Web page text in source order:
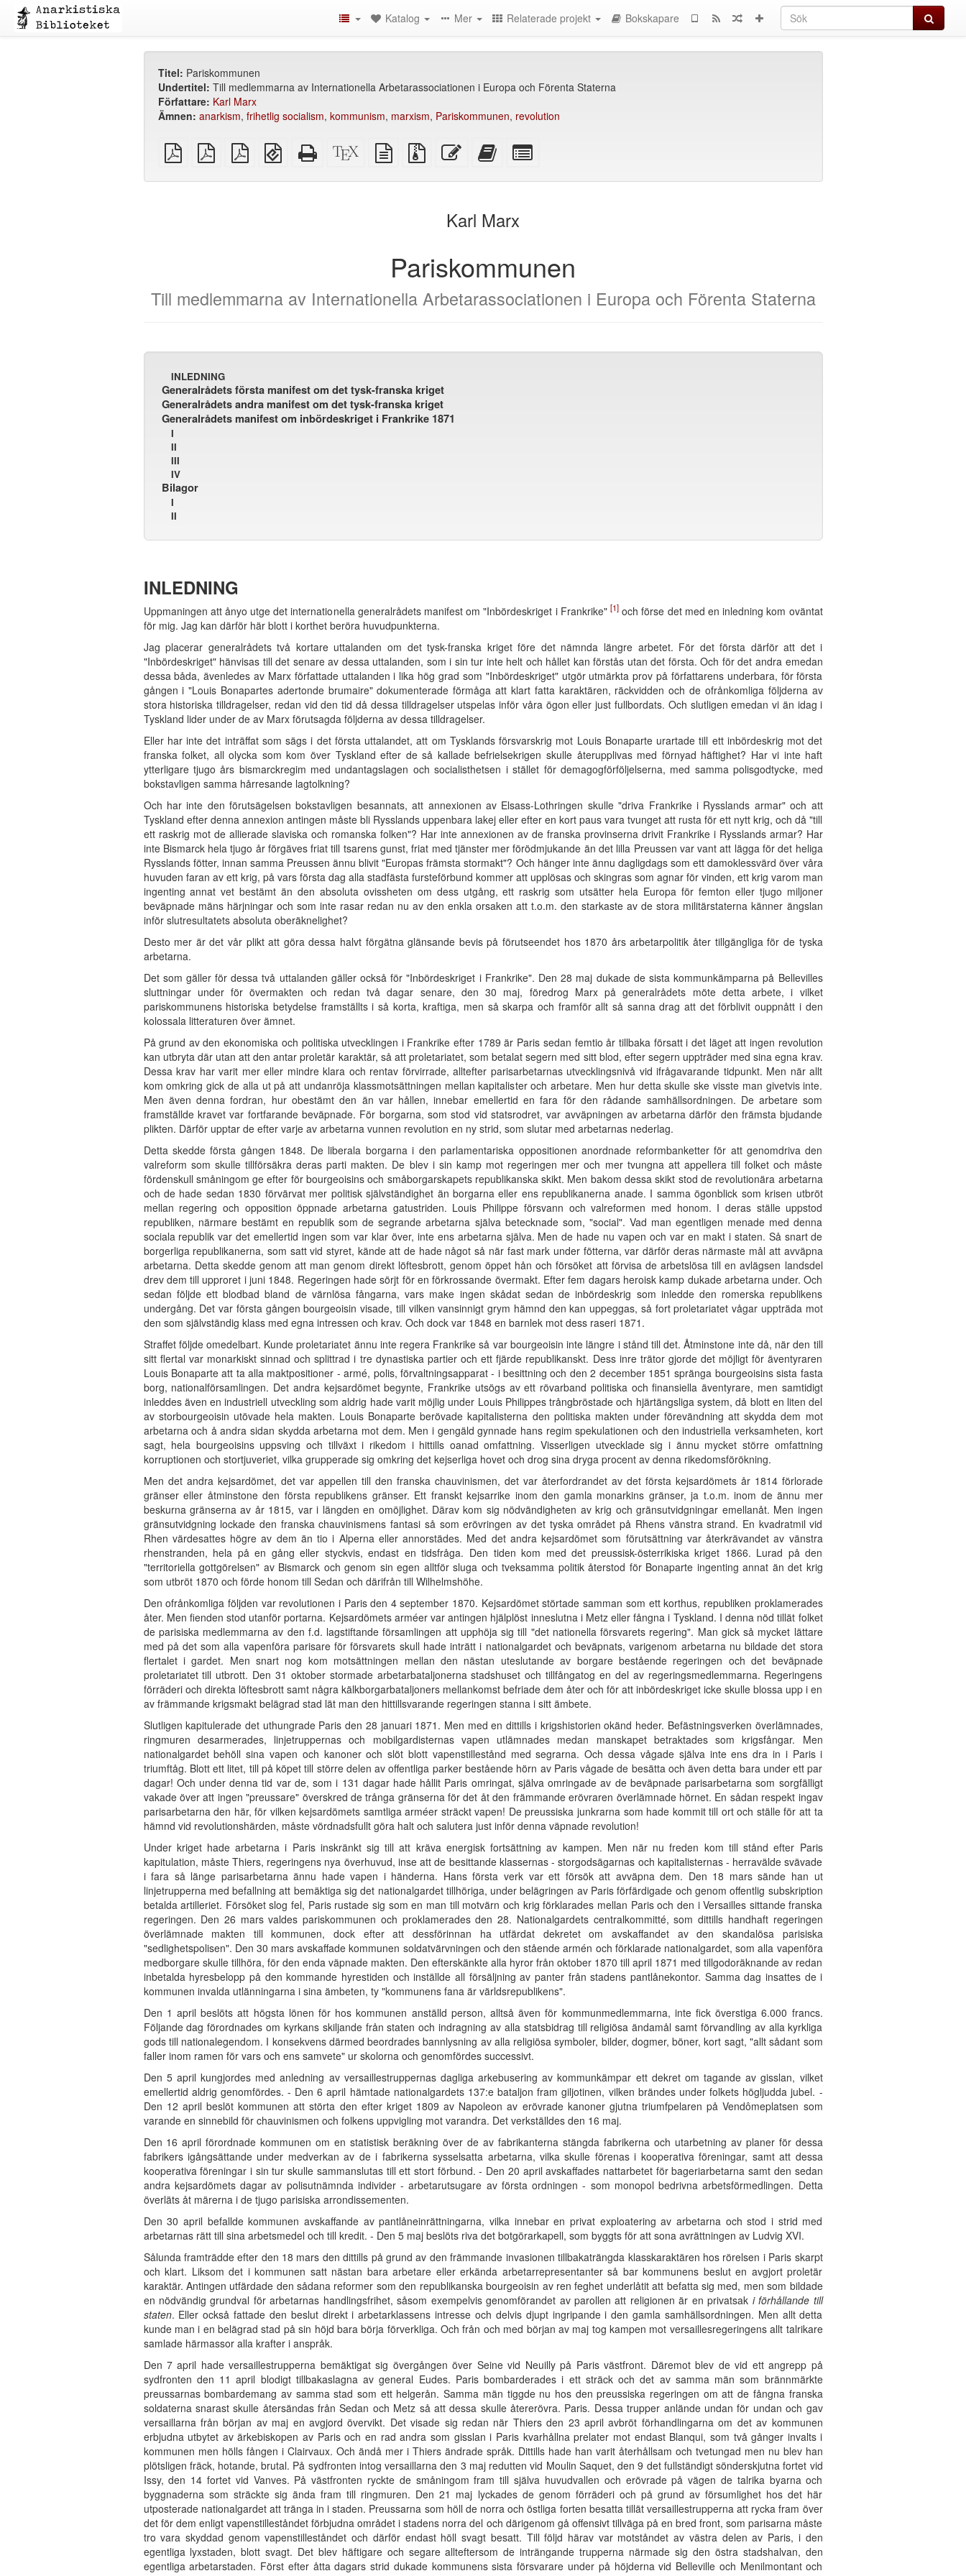
Sök
Katalog Mer Relaterade projekt Bokskapare
Titel: Pariskommunen
Undertitel: Till medlemmarna av Internationella Arbetarassociationen i Europa och Förenta Staterna
Författare: Karl Marx
Ämnen: anarkism, frihetlig socialism, kommunism, marxism, Pariskommunen, revolution
plain
PDF
A4
imposed
Letter
imposed
EPUB
(för
Fristående
HTML
XeLaTeX
källa
plain
text
Källfiler
med
Redigera
denna
Lägg
bokskaparen
Karl Marx
Pariskommunen
Till medlemmarna av Internationella Arbetarassociationen i Europa och Förenta Staterna
INLEDNING
Generalrådets första manifest om det tysk-franska kriget
Generalrådets andra manifest om det tysk-franska kriget
Generalrådets manifest om inbördeskriget i Frankrike 1871
I
II
III
IV
Bilagor
I
II
INLEDNING
Uppmaningen att ånyo utge det internationella generalrådets manifest om "Inbördeskriget i Frankrike" [1]och förse det med en inledning kom oväntat
för mig. Jag kan därför här blott i korthet beröra huvudpunkterna.
Jag placerar generalrådets två kortare uttalanden om det tysk-franska kriget före det nämnda längre arbetet. För det första därför att det i
"Inbördeskriget" hänvisas till det senare av dessa uttalanden, som i sin tur inte helt och hållet kan förstås utan det första. Och för det andra emedan
dessa båda, ävenledes av Marx författade uttalanden i lika hög grad som "Inbördeskriget" utgör utmärkta prov på författarens underbara, för första
gången i "Louis Bonapartes adertonde brumaire" dokumenterade förmåga att klart fatta karaktären, räckvidden och de ofrånkomliga följderna av
stora historiska tilldragelser, redan vid den tid då dessa tilldragelser utspelas inför våra ögon eller just fullbordats. Och slutligen emedan vi än idag i
Tyskland lider under de av Marx förutsagda följderna av dessa tilldragelser.
Eller har inte det inträffat som sägs i det första uttalandet, att om Tysklands försvarskrig mot Louis Bonaparte urartade till ett inbördeskrig mot det
franska folket, all olycka som kom över Tyskland efter de så kallade befrielsekrigen skulle återupplivas med förnyad häftighet? Har vi inte haft
ytterligare tjugo års bismarckregim med undantagslagen och socialisthetsen i stället för demagogförföljelserna, med samma polisgodtycke, med
bokstavligen samma hårresande lagtolkning?
Och har inte den förutsägelsen bokstavligen besannats, att annexionen av Elsass-Lothringen skulle "driva Frankrike i Rysslands armar" och att
Tyskland efter denna annexion antingen måste bli Rysslands uppenbara lakej eller efter en kort paus vara tvunget att rusta för ett nytt krig, och då "till
ett raskrig mot de allierade slaviska och romanska folken"? Har inte annexionen av de franska provinserna drivit Frankrike i Rysslands armar? Har
inte Bismarck hela tjugo år förgäves friat till tsarens gunst, friat med tjänster mer förödmjukande än det lilla Preussen var vant att lägga för det heliga
Rysslands fötter, innan samma Preussen ännu blivit "Europas främsta stormakt"? Och hänger inte ännu dagligdags som ett damoklessvärd över våra
huvuden faran av ett krig, på vars första dag alla stadfästa fursteförbund kommer att upplösas och skingras som agnar för vinden, ett krig varom man
ingenting annat vet bestämt än den absoluta ovissheten om dess utgång, ett raskrig som utsätter hela Europa för femton eller tjugo miljoner
beväpnade mäns härjningar och som inte rasar redan nu av den enkla orsaken att t.o.m. den starkaste av de stora militärstaterna känner ängslan
inför slutresultatets absoluta oberäknelighet?
Desto mer är det vår plikt att göra dessa halvt förgätna glänsande bevis på förutseendet hos 1870 års arbetarpolitik åter tillgängliga för de tyska
arbetarna.
Det som gäller för dessa två uttalanden gäller också för "Inbördeskriget i Frankrike". Den 28 maj dukade de sista kommunkämparna på Bellevilles
sluttningar under för övermakten och redan två dagar senare, den 30 maj, föredrog Marx på generalrådets möte detta arbete, i vilket
pariskommunens historiska betydelse framställts i så korta, kraftiga, men så skarpa och framför allt så sanna drag att det förblivit ouppnått i den
kolossala litteraturen över ämnet.
På grund av den ekonomiska och politiska utvecklingen i Frankrike efter 1789 är Paris sedan femtio år tillbaka försatt i det läget att ingen revolution
kan utbryta där utan att den antar proletär karaktär, så att proletariatet, som betalat segern med sitt blod, efter segern uppträder med sina egna krav.
Dessa krav har varit mer eller mindre klara och rentav förvirrade, alltefter parisarbetarnas utvecklingsnivå vid ifrågavarande tidpunkt. Men när allt
kom omkring gick de alla ut på att undanröja klassmotsättningen mellan kapitalister och arbetare. Men hur detta skulle ske visste man givetvis inte.
Men även denna fordran, hur obestämt den än var hållen, innebar emellertid en fara för den rådande samhällsordningen. De arbetare som
framställde kravet var fortfarande beväpnade. För borgarna, som stod vid statsrodret, var avväpningen av arbetarna därför den främsta bjudande
plikten. Därför upptar de efter varje av arbetarna vunnen revolution en ny strid, som slutar med arbetarnas nederlag.
Detta skedde första gången 1848. De liberala borgarna i den parlamentariska oppositionen anordnade reformbanketter för att genomdriva den
valreform som skulle tillförsäkra deras parti makten. De blev i sin kamp mot regeringen mer och mer tvungna att appellera till folket och måste
fördenskull småningom ge efter för bourgeoisins och småborgarskapets republikanska skikt. Men bakom dessa skikt stod de revolutionära arbetarna
och de hade sedan 1830 förvärvat mer politisk självständighet än borgarna eller ens republikanerna anade. I samma ögonblick som krisen utbröt
mellan regering och opposition öppnade arbetarna gatustriden. Louis Philippe försvann och valreformen med honom. I deras ställe uppstod
republiken, närmare bestämt en republik som de segrande arbetarna själva betecknade som, "social". Vad man egentligen menade med denna
sociala republik var det emellertid ingen som var klar över, inte ens arbetarna själva. Men de hade nu vapen och var en makt i staten. Så snart de
borgerliga republikanerna, som satt vid styret, kände att de hade något så när fast mark under fötterna, var därför deras närmaste mål att avväpna
arbetarna. Detta skedde genom att man genom direkt löftesbrott, genom öppet hån och försöket att förvisa de arbetslösa till en avlägsen landsdel
drev dem till upproret i juni 1848. Regeringen hade sörjt för en förkrossande övermakt. Efter fem dagars heroisk kamp dukade arbetarna under. Och
sedan följde ett blodbad bland de värnlösa fångarna, vars make ingen skådat sedan de inbördeskrig som inledde den romerska republikens
undergång. Det var första gången bourgeoisin visade, till vilken vansinnigt grym hämnd den kan uppeggas, så fort proletariatet vågar uppträda mot
den som självständig klass med egna intressen och krav. Och dock var 1848 en barnlek mot dess raseri 1871.
Straffet följde omedelbart. Kunde proletariatet ännu inte regera Frankrike så var bourgeoisin inte längre i stånd till det. Åtminstone inte då, när den till
sitt flertal var monarkiskt sinnad och splittrad i tre dynastiska partier och ett fjärde republikanskt. Dess inre trätor gjorde det möjligt för äventyraren
Louis Bonaparte att ta alla maktpositioner - armé, polis, förvaltningsapparat - i besittning och den 2 december 1851 spränga bourgeoisins sista fasta
borg, nationalförsamlingen. Det andra kejsardömet begynte, Frankrike utsögs av ett rövarband politiska och finansiella äventyrare, men samtidigt
inleddes även en industriell utveckling som aldrig hade varit möjlig under Louis Philippes trångbröstade och hjärtängsliga system, då blott en liten del
av storbourgeoisin utövade hela makten. Louis Bonaparte berövade kapitalisterna den politiska makten under förevändning att skydda dem mot
arbetarna och å andra sidan skydda arbetarna mot dem. Men i gengäld gynnade hans regim spekulationen och den industriella verksamheten, kort
sagt, hela bourgeoisins uppsving och tillväxt i rikedom i hittills oanad omfattning. Visserligen utvecklade sig i ännu mycket större omfattning
korruptionen och stortjuveriet, vilka grupperade sig omkring det kejserliga hovet och drog sina dryga procent av denna rikedomsförökning.
Men det andra kejsardömet, det var appellen till den franska chauvinismen, det var återfordrandet av det första kejsardömets år 1814 förlorade
gränser eller åtminstone den första republikens gränser. Ett franskt kejsarrike inom den gamla monarkins gränser, ja t.o.m. inom de ännu mer
beskurna gränserna av år 1815, var i längden en omöjlighet. Därav kom sig nödvändigheten av krig och gränsutvidgningar emellanåt. Men ingen
gränsutvidgning lockade den franska chauvinismens fantasi så som erövringen av det tyska området på Rhens vänstra strand. En kvadratmil vid
Rhen värdesattes högre av dem än tio i Alperna eller annorstädes. Med det andra kejsardömet som förutsättning var återkrävandet av vänstra
rhenstranden, hela på en gång eller styckvis, endast en tidsfråga. Den tiden kom med det preussisk-österrikiska kriget 1866. Lurad på den
"territoriella gottgörelsen" av Bismarck och genom sin egen alltför sluga och tveksamma politik återstod för Bonaparte ingenting annat än det krig
som utbröt 1870 och förde honom till Sedan och därifrån till Wilhelmshöhe.
Den ofrånkomliga följden var revolutionen i Paris den 4 september 1870. Kejsardömet störtade samman som ett korthus, republiken proklamerades
åter. Men fienden stod utanför portarna. Kejsardömets arméer var antingen hjälplöst inneslutna i Metz eller fångna i Tyskland. I denna nöd tillät folket
de parisiska medlemmarna av den f.d. lagstiftande församlingen att upphöja sig till "det nationella försvarets regering". Man gick så mycket lättare
med på det som alla vapenföra parisare för försvarets skull hade inträtt i nationalgardet och beväpnats, varigenom arbetarna nu bildade det stora
flertalet i gardet. Men snart nog kom motsättningen mellan den nästan uteslutande av borgare bestående regeringen och det beväpnade
proletariatet till utbrott. Den 31 oktober stormade arbetarbataljonerna stadshuset och tillfångatog en del av regeringsmedlemmarna. Regeringens
förräderi och direkta löftesbrott samt några kälkborgarbataljoners mellankomst befriade dem åter och för att inbördeskriget icke skulle blossa upp i en
av främmande krigsmakt belägrad stad lät man den hittillsvarande regeringen stanna i sitt ämbete.
Slutligen kapitulerade det uthungrade Paris den 28 januari 1871. Men med en dittills i krigshistorien okänd heder. Befästningsverken överlämnades,
ringmuren desarmerades, linjetruppernas och mobilgardisternas vapen utlämnades medan manskapet betraktades som krigsfångar. Men
nationalgardet behöll sina vapen och kanoner och slöt blott vapenstillestånd med segrarna. Och dessa vågade själva inte ens dra in i Paris i
triumftåg. Blott ett litet, till på köpet till större delen av offentliga parker bestående hörn av Paris vågade de besätta och även detta bara under ett par
dagar! Och under denna tid var de, som i 131 dagar hade hållit Paris omringat, själva omringade av de beväpnade parisarbetarna som sorgfälligt
vakade över att ingen "preussare" överskred de trånga gränserna för det åt den främmande erövraren överlämnade hörnet. En sådan respekt ingav
parisarbetarna den här, för vilken kejsardömets samtliga arméer sträckt vapen! De preussiska junkrarna som hade kommit till ort och ställe för att ta
hämnd vid revolutionshärden, måste vördnadsfullt göra halt och salutera just inför denna väpnade revolution!
Under kriget hade arbetarna i Paris inskränkt sig till att kräva energisk fortsättning av kampen. Men när nu freden kom till stånd efter Paris
kapitulation, måste Thiers, regeringens nya överhuvud, inse att de besittande klassernas - storgodsägarnas och kapitalisternas - herravälde svävade
i fara så länge parisarbetarna ännu hade vapen i händerna. Hans första verk var ett försök att avväpna dem. Den 18 mars sände han ut
linjetrupperna med befallning att bemäktiga sig det nationalgardet tillhöriga, under belägringen av Paris förfärdigade och genom offentlig subskription
betalda artilleriet. Försöket slog fel, Paris rustade sig som en man till motvärn och krig förklarades mellan Paris och den i Versailles sittande franska
regeringen. Den 26 mars valdes pariskommunen och proklamerades den 28. Nationalgardets centralkommitté, som dittills handhaft regeringen
överlämnade makten till kommunen, dock efter att dessförinnan ha utfärdat dekretet om avskaffandet av den skandalösa parisiska
"sedlighetspolisen". Den 30 mars avskaffade kommunen soldatvärvningen och den stående armén och förklarade nationalgardet, som alla vapenföra
medborgare skulle tillhöra, för den enda väpnade makten. Den efterskänkte alla hyror från oktober 1870 till april 1871 med tillgodoräknande av redan
inbetalda hyresbelopp på den kommande hyrestiden och inställde all försäljning av panter från stadens pantlånekontor. Samma dag insattes de i
kommunen invalda utlänningarna i sina ämbeten, ty "kommunens fana är världsrepublikens".
Den 1 april beslöts att högsta lönen för hos kommunen anställd person, alltså även för kommunmedlemmarna, inte fick överstiga 6.000 francs.
Följande dag förordnades om kyrkans skiljande från staten och indragning av alla statsbidrag till religiösa ändamål samt förvandling av alla kyrkliga
gods till nationalegendom. I konsekvens därmed beordrades bannlysning av alla religiösa symboler, bilder, dogmer, böner, kort sagt, "allt sådant som
faller inom ramen för vars och ens samvete" ur skolorna och genomfördes successivt.
Den 5 april kungjordes med anledning av versaillestruppernas dagliga arkebusering av kommunkämpar ett dekret om tagande av gisslan, vilket
emellertid aldrig genomfördes. - Den 6 april hämtade nationalgardets 137:e bataljon fram giljotinen, vilken brändes under folkets högljudda jubel. -
Den 12 april beslöt kommunen att störta den efter kriget 1809 av Napoleon av erövrade kanoner gjutna triumfpelaren på Vendômeplatsen som
varande en sinnebild för chauvinismen och folkens uppvigling mot varandra. Det verkställdes den 16 maj.
Den 16 april förordnade kommunen om en statistisk beräkning över de av fabrikanterna stängda fabrikerna och utarbetning av planer för dessa
fabrikers igångsättande under medverkan av de i fabrikerna sysselsatta arbetarna, vilka skulle förenas i kooperativa föreningar, samt att dessa
kooperativa föreningar i sin tur skulle sammanslutas till ett stort förbund. - Den 20 april avskaffades nattarbetet för bageriarbetarna samt den sedan
andra kejsardömets dagar av polisutnämnda individer - arbetarutsugare av första ordningen - som monopol bedrivna arbetsförmedlingen. Detta
överläts åt märerna i de tjugo parisiska arrondissementen.
Den 30 april befallde kommunen avskaffande av pantlåneinrättningarna, vilka innebar en privat exploatering av arbetarna och stod i strid med
arbetarnas rätt till sina arbetsmedel och till kredit. - Den 5 maj beslöts riva det botgörarkapell, som byggts för att sona avrättningen av Ludvig XVI.
Sålunda framträdde efter den 18 mars den dittills på grund av den främmande invasionen tillbakaträngda klasskaraktären hos rörelsen i Paris skarpt
och klart. Liksom det i kommunen satt nästan bara arbetare eller erkända arbetarrepresentanter så bar kommunens beslut en avgjort proletär
karaktär. Antingen utfärdade den sådana reformer som den republikanska bourgeoisin av ren feghet underlåtit att befatta sig med, men som bildade
en nödvändig grundval för arbetarnas handlingsfrihet, såsom exempelvis genomförandet av parollen att religionen är en privatsak i förhållande till
staten. Eller också fattade den beslut direkt i arbetarklassens intresse och delvis djupt ingripande i den gamla samhällsordningen. Men allt detta
kunde man i en belägrad stad på sin höjd bara börja förverkliga. Och från och med början av maj tog kampen mot versaillesregeringens allt talrikare
samlade härmassor alla krafter i anspråk.
Den 7 april hade versaillestrupperna bemäktigat sig övergången över Seine vid Neuilly på Paris västfront. Däremot blev de vid ett angrepp på
sydfronten den 11 april blodigt tillbakaslagna av general Eudes. Paris bombarderades i ett sträck och det av samma män som brännmärkte
preussarnas bombardemang av samma stad som ett helgerån. Samma män tiggde nu hos den preussiska regeringen om att de fångna franska
soldaterna snarast skulle återsändas från Sedan och Metz så att dessa skulle återerövra. Paris. Dessa trupper anlände undan för undan och gav
versaillarna från början av maj en avgjord övervikt. Det visade sig redan när Thiers den 23 april avbröt förhandlingarna om det av kommunen
erbjudna utbytet av ärkebiskopen av Paris och en rad andra som gisslan i Paris kvarhållna prelater mot endast Blanqui, som två gånger invalts i
kommunen men hölls fången i Clairvaux. Och ändå mer i Thiers ändrade språk. Dittills hade han varit återhållsam och tvetungad men nu blev han
plötsligen fräck, hotande, brutal. På sydfronten intog versaillarna den 3 maj redutten vid Moulin Saquet, den 9 det fullständigt sönderskjutna fortet vid
Issy, den 14 fortet vid Vanves. På västfronten ryckte de småningom fram till själva huvudvallen och erövrade på vägen de talrika byarna och
byggnaderna som sträckte sig ända fram till ringmuren. Den 21 maj lyckades de genom förräderi och på grund av försumlighet hos det här
utposterade nationalgardet att tränga in i staden. Preussarna som höll de norra och östliga forten besatta tillät versaillestrupperna att rycka fram över
det för dem enligt vapenstilleståndet förbjudna området i stadens norra del och därigenom gå offensivt tillväga på en bred front, som parisarna måste
tro vara skyddad genom vapenstilleståndet och därför endast höll svagt besatt. Till följd härav var motståndet av västra delen av Paris, i den
egentliga lyxstaden, blott svagt. Det blev häftigare och segare allteftersom de inträngande trupperna närmade sig den östra stadshalvan, den
egentliga arbetarstaden. Först efter åtta dagars strid dukade kommunens sista försvarare under på höjderna vid Belleville och Menilmontant och